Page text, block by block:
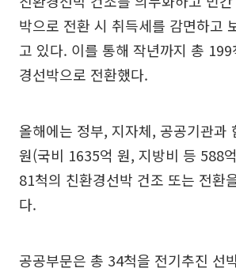
박으로 전환 시 취득세를 감면하고
고 있다. 이를 통해 작년까지 총
경선박으로 전환했다.
올해에는 정부, 지자체, 공공기관과
원(국비 1635억 원, 지방비 등 588
81척의 친환경선박 건조 또는 전환
다.
공공부문은 총 34척을 전기추진 선